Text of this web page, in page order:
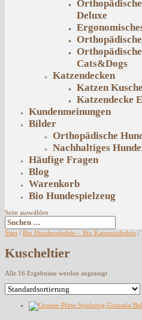
Deluxe
Cats&Dogs
Katzendecken
Katzen
Katzendecke
Kundenmeinungen
Bilder
Orthopädische
Nachhaltiges
Häufige Fragen
Blog
Warenkorb
Bio Hundespielzeug
Seite auswählen
Start / Bio Hundezubehör – Bio Katzenzubehör /
Kuscheltier
Alle 16 Ergebnisse werden angezeigt